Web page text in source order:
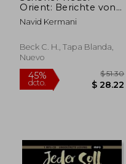
Orient: Berichte von
Städten und Kriegen
(en Alemán)
Navid Kermani
Beck C. H., Tapa Blanda,
Nuevo